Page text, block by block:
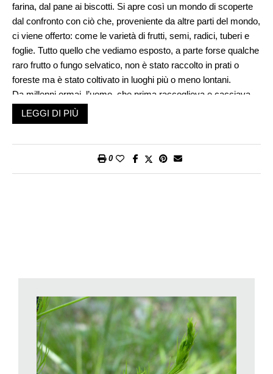
farina, dal pane ai biscotti. Si apre così un mondo di scoperte
dal confronto con ciò che, proveniente da altre parti del mondo,
ci viene offerto: come le varietà di frutti, semi, radici, tuberi e
foglie. Tutto quello che vediamo esposto, a parte forse qualche
raro frutto o fungo selvatico, non è stato raccolto in prati o
foreste ma è stato coltivato in luoghi più o meno lontani.
Da millenni ormai, l’uomo, che prima raccoglieva e cacciava
ciò che gli veniva offerto dalla natura, è divenuto allevatore e
coltivatore. In un lungo processo, mai terminato, fra
animali e piante selvatici nuovi animali e nuove piante dotati di
specie adatte all’ambiente, quella artificiale, praticata
dall’uomo, fornisce piante e animali che meglio rispondono alle
sue esigenze.
Ricerche archeologiche specializzate hanno permesso,
almeno in parte, di fare luce su tempi e luoghi. Fra le piante,
LEGGI DI PIÙ
0